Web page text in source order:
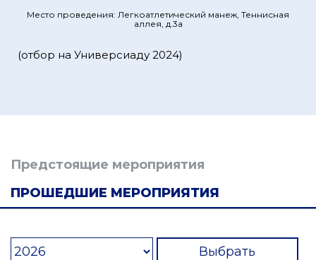
Место проведения: Легкоатлетический манеж, Теннисная
аллея, д.3а
(отбор на Универсиаду 2024)
Предстоящие мероприятия
ПРОШЕДШИЕ МЕРОПРИЯТИЯ
Выбрать